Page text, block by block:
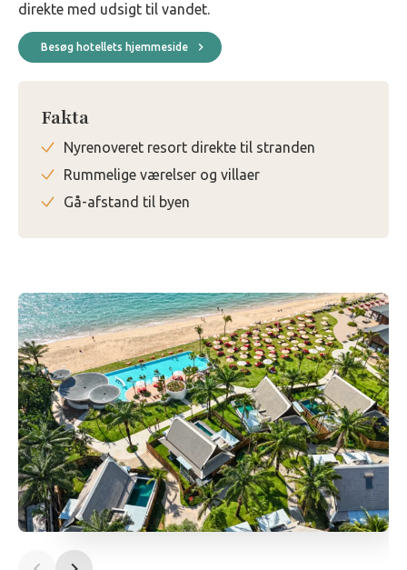
direkte med udsigt til vandet.
Besøg hotellets hjemmeside
Fakta
Nyrenoveret resort direkte til stranden
Rummelige værelser og villaer
Gå-afstand til byen